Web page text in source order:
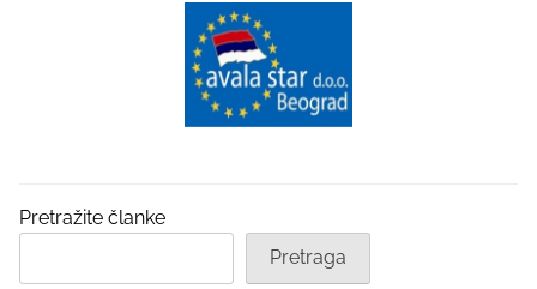
Pretražite članke
Pretraga